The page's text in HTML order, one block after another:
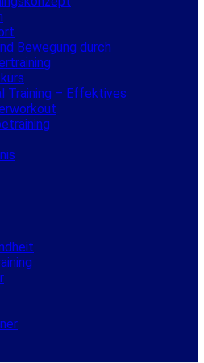
Bewegung durch
Training – Effektives